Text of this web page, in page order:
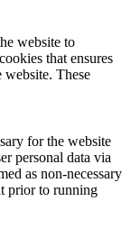
website to
that ensures
website. These
for the website
personal data via
as non-necessary
prior to running